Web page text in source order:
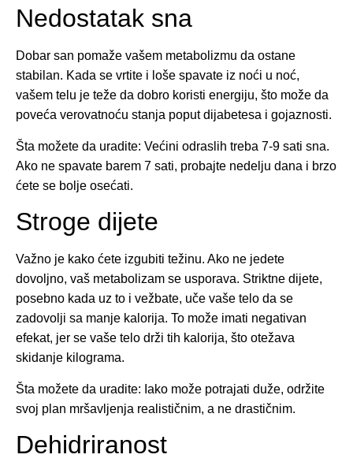
Nedostatak sna
Dobar san pomaže vašem metabolizmu da ostane
stabilan. Kada se vrtite i loše spavate iz noći u noć,
vašem telu je teže da dobro koristi energiju, što može da
poveća verovatnoću stanja poput dijabetesa i gojaznosti.
Šta možete da uradite: Većini odraslih treba 7-9 sati sna.
Ako ne spavate barem 7 sati, probajte nedelju dana i brzo
ćete se bolje osećati.
Stroge dijete
Važno je kako ćete izgubiti težinu. Ako ne jedete
dovoljno, vaš metabolizam se usporava. Striktne dijete,
posebno kada uz to i vežbate, uče vaše telo da se
zadovolji sa manje kalorija. To može imati negativan
efekat, jer se vaše telo drži tih kalorija, što otežava
skidanje kilograma.
Šta možete da uradite: Iako može potrajati duže, održite
svoj plan mršavljenja realističnim, a ne drastičnim.
Dehidriranost